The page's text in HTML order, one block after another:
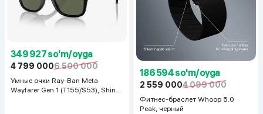
349 927 so'm/oyga
4 799 0006 500 000
Умные очки Ray-Ban Meta
Wayfarer Gen 1 (T155/S53), Shiny
186 594 so'm/oyga
2 559 0004 099 000
Фитнес-браслет Whoop 5.0
Peak, черный